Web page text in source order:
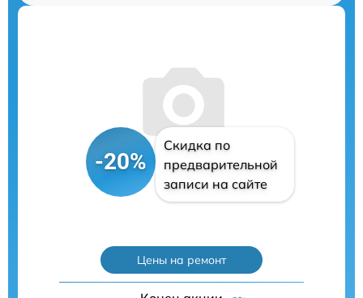
-20%
Скидка по
предварительной
записи на сайте
Цены на ремонт